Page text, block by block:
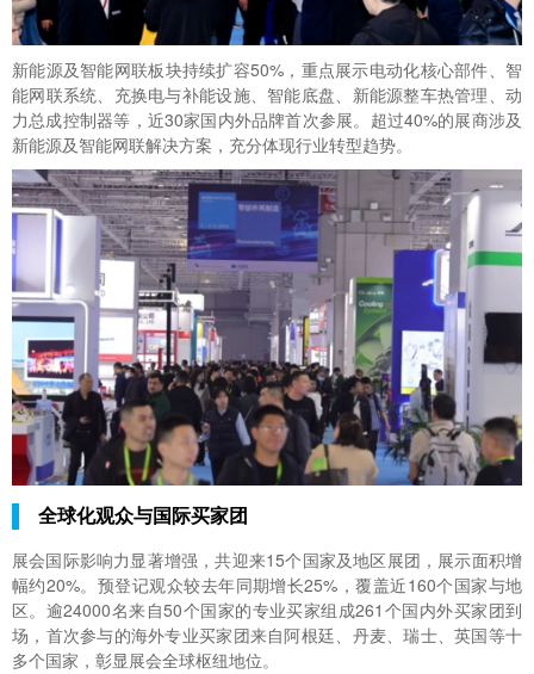
新能源及智能网联板块持续扩容50%，重点展示电动化核心部件、智
能网联系统、充换电与补能设施、智能底盘、新能源整车热管理、动
力总成控制器等，近30家国内外品牌首次参展。超过40%的展商涉及
新能源及智能网联解决方案，充分体现行业转型趋势。
全球化观众与国际买家团
展会国际影响力显著增强，共迎来15个国家及地区展团，展示面积增
幅约20%。预登记观众较去年同期增长25%，覆盖近160个国家与地
区。逾24000名来自50个国家的专业买家组成261个国内外买家团到
场，首次参与的海外专业买家团来自阿根廷、丹麦、瑞士、英国等十
多个国家，彰显展会全球枢纽地位。